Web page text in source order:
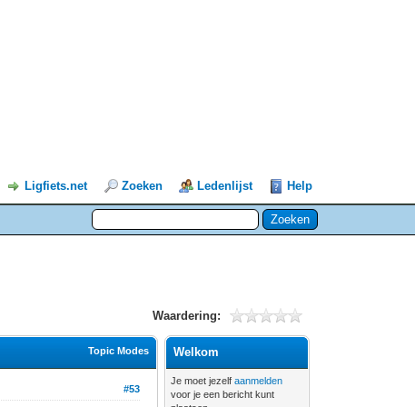
Ligfiets.net Zoeken Ledenlijst Help
Waardering:
Topic Modes
#53
Welkom
Je moet jezelfaanmelden
voor je een bericht kunt